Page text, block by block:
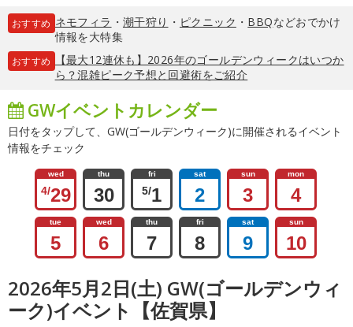
おすすめ ネモフィラ ・ 潮干狩り ・ ピクニック ・ BBQなどおでかけ
情報を大特集
おすすめ
【最大12連休も】2026年のゴールデンウィークはいつか
ら？混雑ピーク予想と回避術をご紹介
GWイベントカレンダー
日付をタップして、GW(ゴールデンウィーク)に開催されるイベント
情報をチェック
wed
4/29
thu
30
fri
5/1
sat
2
sun
3
mon
4
tue
5
wed
6
thu
7
fri
8
sat
9
sun
10
2026年5月2日(土) GW(ゴールデンウィ
ーク)イベント【佐賀県】